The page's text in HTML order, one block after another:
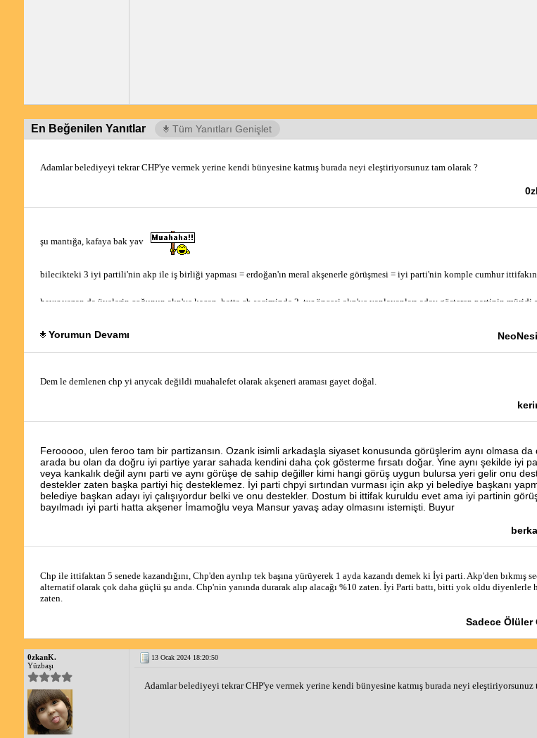
En Beğenilen Yanıtlar Tüm Yanıtları Genişlet
Adamlar belediyeyi tekrar CHP'ye vermek yerine kendi bünyesine katmış burada neyi eleştiriyorsunuz tam olarak ?
şu mantığa, kafaya bak yav
bilecikteki 3 iyi partili'nin akp ile iş birliği yapması = erdoğan'ın meral akşenerle görüşmesi = iyi parti'nin komple cumhur
hayır yazan da üyelerin çoğunun akp'ye kaçan, hatta cb seçiminde 2. tur öncesi akp'ye yanlayanları aday gösteren partinin müridi
bu zafer partisi müridlerinin torbacıları kim acaba?
Yorumun Devamı
Dem le demlenen chp yi arıycak değildi muahalefet olarak akşeneri araması gayet doğal.
Ferooooo, ulen feroo tam bir partizansın. Ozank isimli arkadaşla siyaset konusunda görüşlerim aynı olmasa
arada bu olan da doğru iyi partiye yarar sahada kendini daha çok gösterme fırsatı doğar. Yine aynı şekilde iyi
veya kankalık değil aynı parti ve aynı görüşe de sahip değiller kimi hangi görüş uygun bulursa yeri gelir onu
destekler zaten başka partiyi hiç desteklemez. İyi parti chpyi sırtından vurması için akp yi belediye başkanı
belediye başkan adayı iyi çalışıyordur belki ve onu destekler. Dostum bi ittifak kuruldu evet ama iyi partinin
bayılmadı iyi parti hatta akşener İmamoğlu veya Mansur yavaş aday olmasını istemişti. Buyur
Chp ile ittifaktan 5 senede kazandığını, Chp'den ayrılıp tek başına yürüyerek 1 ayda kazandı demek ki İyi parti. Akp'den bıkmış
alternatif olarak çok daha güçlü şu anda. Chp'nin yanında durarak alıp alacağı %10 zaten. İyi Parti battı, bitti yok oldu
zaten.
Sadece Ölüler
0zkanK.
Yüzbaşı
13 Ocak 2024 18:20:50
Adamlar belediyeyi tekrar CHP'ye vermek yerine kendi bünyesine katmış burada neyi eleştiriyorsunuz